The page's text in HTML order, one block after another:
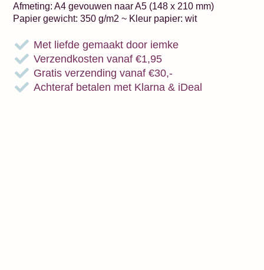
Afmeting: A4 gevouwen naar A5 (148 x 210 mm)
Papier gewicht: 350 g/m2 ~ Kleur papier: wit
Met liefde gemaakt door iemke
Verzendkosten vanaf €1,95
Gratis verzending vanaf €30,-
Achteraf betalen met Klarna & iDeal